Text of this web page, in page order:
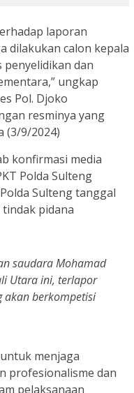
laporan
dilakukan calon kepala
penyelidikan dan
ungkap
Pol. Djoko
resminya yang
(3/9/2024)
konfirmasi media
Polda Sulteng
Sulteng tanggal
pidana
saudara Mohamad
Utara ini, terlapor
akan berkompetisi
menjaga
profesionalisme dan
pelaksanaan